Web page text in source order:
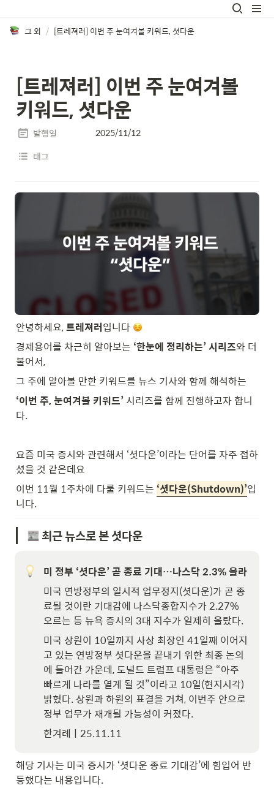
그 외 / [트레져러] 이번 주 눈여겨볼 키워드, 셧다운
[트레져러] 이번 주 눈여겨볼
키워드, 셧다운
발행일
2025/11/12
태그
안녕하세요, 트레져러입니다
경제용어를 차근히 알아보는 ‘한눈에 정리하는’ 시리즈와 더
불어서,
그 주에 알아볼 만한 키워드를 뉴스 기사와 함께 해석하는
‘이번 주, 눈여겨볼 키워드’ 시리즈를 함께 진행하고자 합니
다.
요즘 미국 증시와 관련해서 ‘셧다운’이라는 단어를 자주 접하
셨을 것 같은데요
이번 11월 1주차에 다룰 키워드는 ‘셧다운(Shutdown)’입
니다.
최근 뉴스로 본 셧다운
미 정부 ‘셧다운’ 곧 종료 기대…나스닥 2.3% 올라
미국 연방정부의 일시적 업무정지(셧다운)가 곧 종
료될 것이란 기대감에 나스닥종합지수가 2.27%
오르는 등 뉴욕 증시의 3대 지수가 일제히 올랐다.
미국 상원이 10일까지 사상 최장인 41일째 이어지
고 있는 연방정부 셧다운을 끝내기 위한 최종 논의
에 들어간 가운데, 도널드 트럼프 대통령은 “아주
빠르게 나라를 열게 될 것”이라고 10일(현지시각)
밝혔다. 상원과 하원의 표결을 거쳐, 이번주 안으로
정부 업무가 재개될 가능성이 커졌다.
한겨례ㅣ25.11.11
해당 기사는 미국 증시가 ‘셧다운 종료 기대감’에 힘입어 반
등했다는 내용입니다.